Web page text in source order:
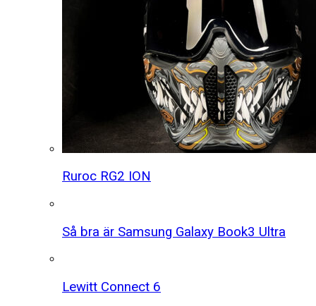
Ruroc RG2 ION
Så bra är Samsung Galaxy Book3 Ultra
Lewitt Connect 6